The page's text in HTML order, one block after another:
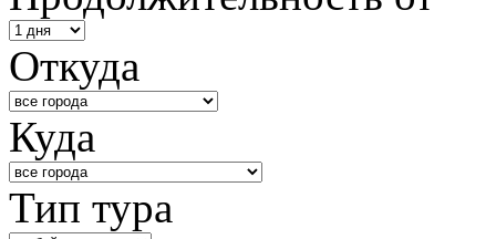
Откуда
Куда
Тип тура